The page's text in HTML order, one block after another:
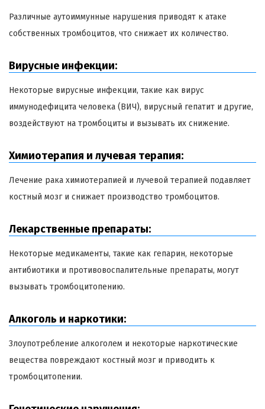
Различные аутоиммунные нарушения приводят к атаке
собственных тромбоцитов, что снижает их количество.
Вирусные инфекции:
Некоторые вирусные инфекции, такие как вирус
иммунодефицита человека (ВИЧ), вирусный гепатит и другие,
воздействуют на тромбоциты и вызывать их снижение.
Химиотерапия и лучевая терапия:
Лечение рака химиотерапией и лучевой терапией подавляет
костный мозг и снижает производство тромбоцитов.
Лекарственные препараты:
Некоторые медикаменты, такие как гепарин, некоторые
антибиотики и противовоспалительные препараты, могут
вызывать тромбоцитопению.
Алкоголь и наркотики:
Злоупотребление алкоголем и некоторые наркотические
вещества повреждают костный мозг и приводить к
тромбоцитопении.